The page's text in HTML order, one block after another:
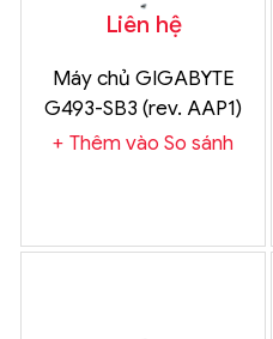
Liên hệ
Máy chủ GIGABYTE
G493-SB3 (rev. AAP1)
Chính Hãng
Thêm vào So sánh